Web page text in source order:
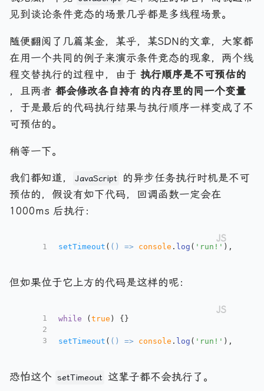
见到谈论条件竞态的场景几乎都是多线程场景。
随便翻阅了几篇某金，某乎，某SDN的文章，大家都
在用一个共同的例子来演示条件竞态的现象，两个线
程交替执行的过程中，由于 执行顺序是不可预估的
，且两者 都会修改各自持有的内存里的同一个变量
，于是最后的代码执行结果与执行顺序一样变成了不
可预估的。
稍等一下。
我们都知道， JavaScript
的异步任务执行时机是不可
预估的，假设有如下代码，回调函数一定会在
1000ms 后执行：
1 setTimeout ( () => console . log ( 'run!' ),
但如果位于它上方的代码是这样的呢：
1
2
3
while (true ) {}
setTimeout ( () => console . log ( 'run!' ),
恐怕这个 setTimeout 这辈子都不会执行了。